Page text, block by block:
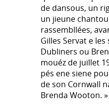
de dansous, un
un jieune
rassembllées,
Gilles Servat e
Dubliners ou
mouéz de juïllet
pés ene siene
de son Cornwall
Brenda Wooton. »